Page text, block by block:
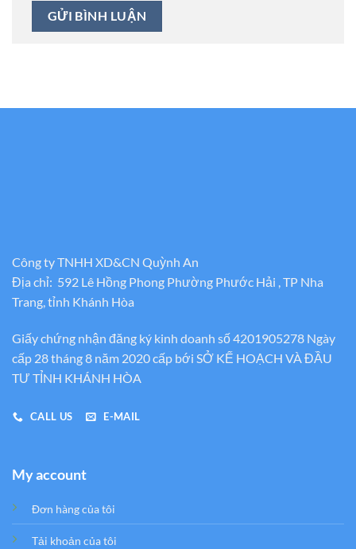
Công ty TNHH XD&CN Quỳnh An
Địa chỉ: 592 Lê Hồng Phong Phường Phước Hải , TP Nha
Trang, tỉnh Khánh Hòa
Giấy chứng nhận đăng ký kinh doanh số 4201905278 Ngày
cấp 28 tháng 8 năm 2020 cấp bới SỞ KẾ HOẠCH VÀ ĐẦU
TƯ TỈNH KHÁNH HÒA
CALL US E-MAIL
My account
Đơn hàng của tôi
Tải khoản của tôi